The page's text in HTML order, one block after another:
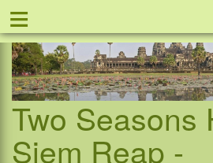
≡
Two Seasons
Siem Reap -